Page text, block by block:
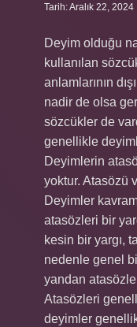
Tarih: Aralık 22, 2024
Deyim olduğu
kullanılan
anlamlarının
nadir de olsa
sözcükler de
genellikle
Deyimlerin
yoktur. Atasözü
Deyimler
atasözleri bir
kesin bir yargı,
nedenle genel
yandan
Atasözleri
deyimler